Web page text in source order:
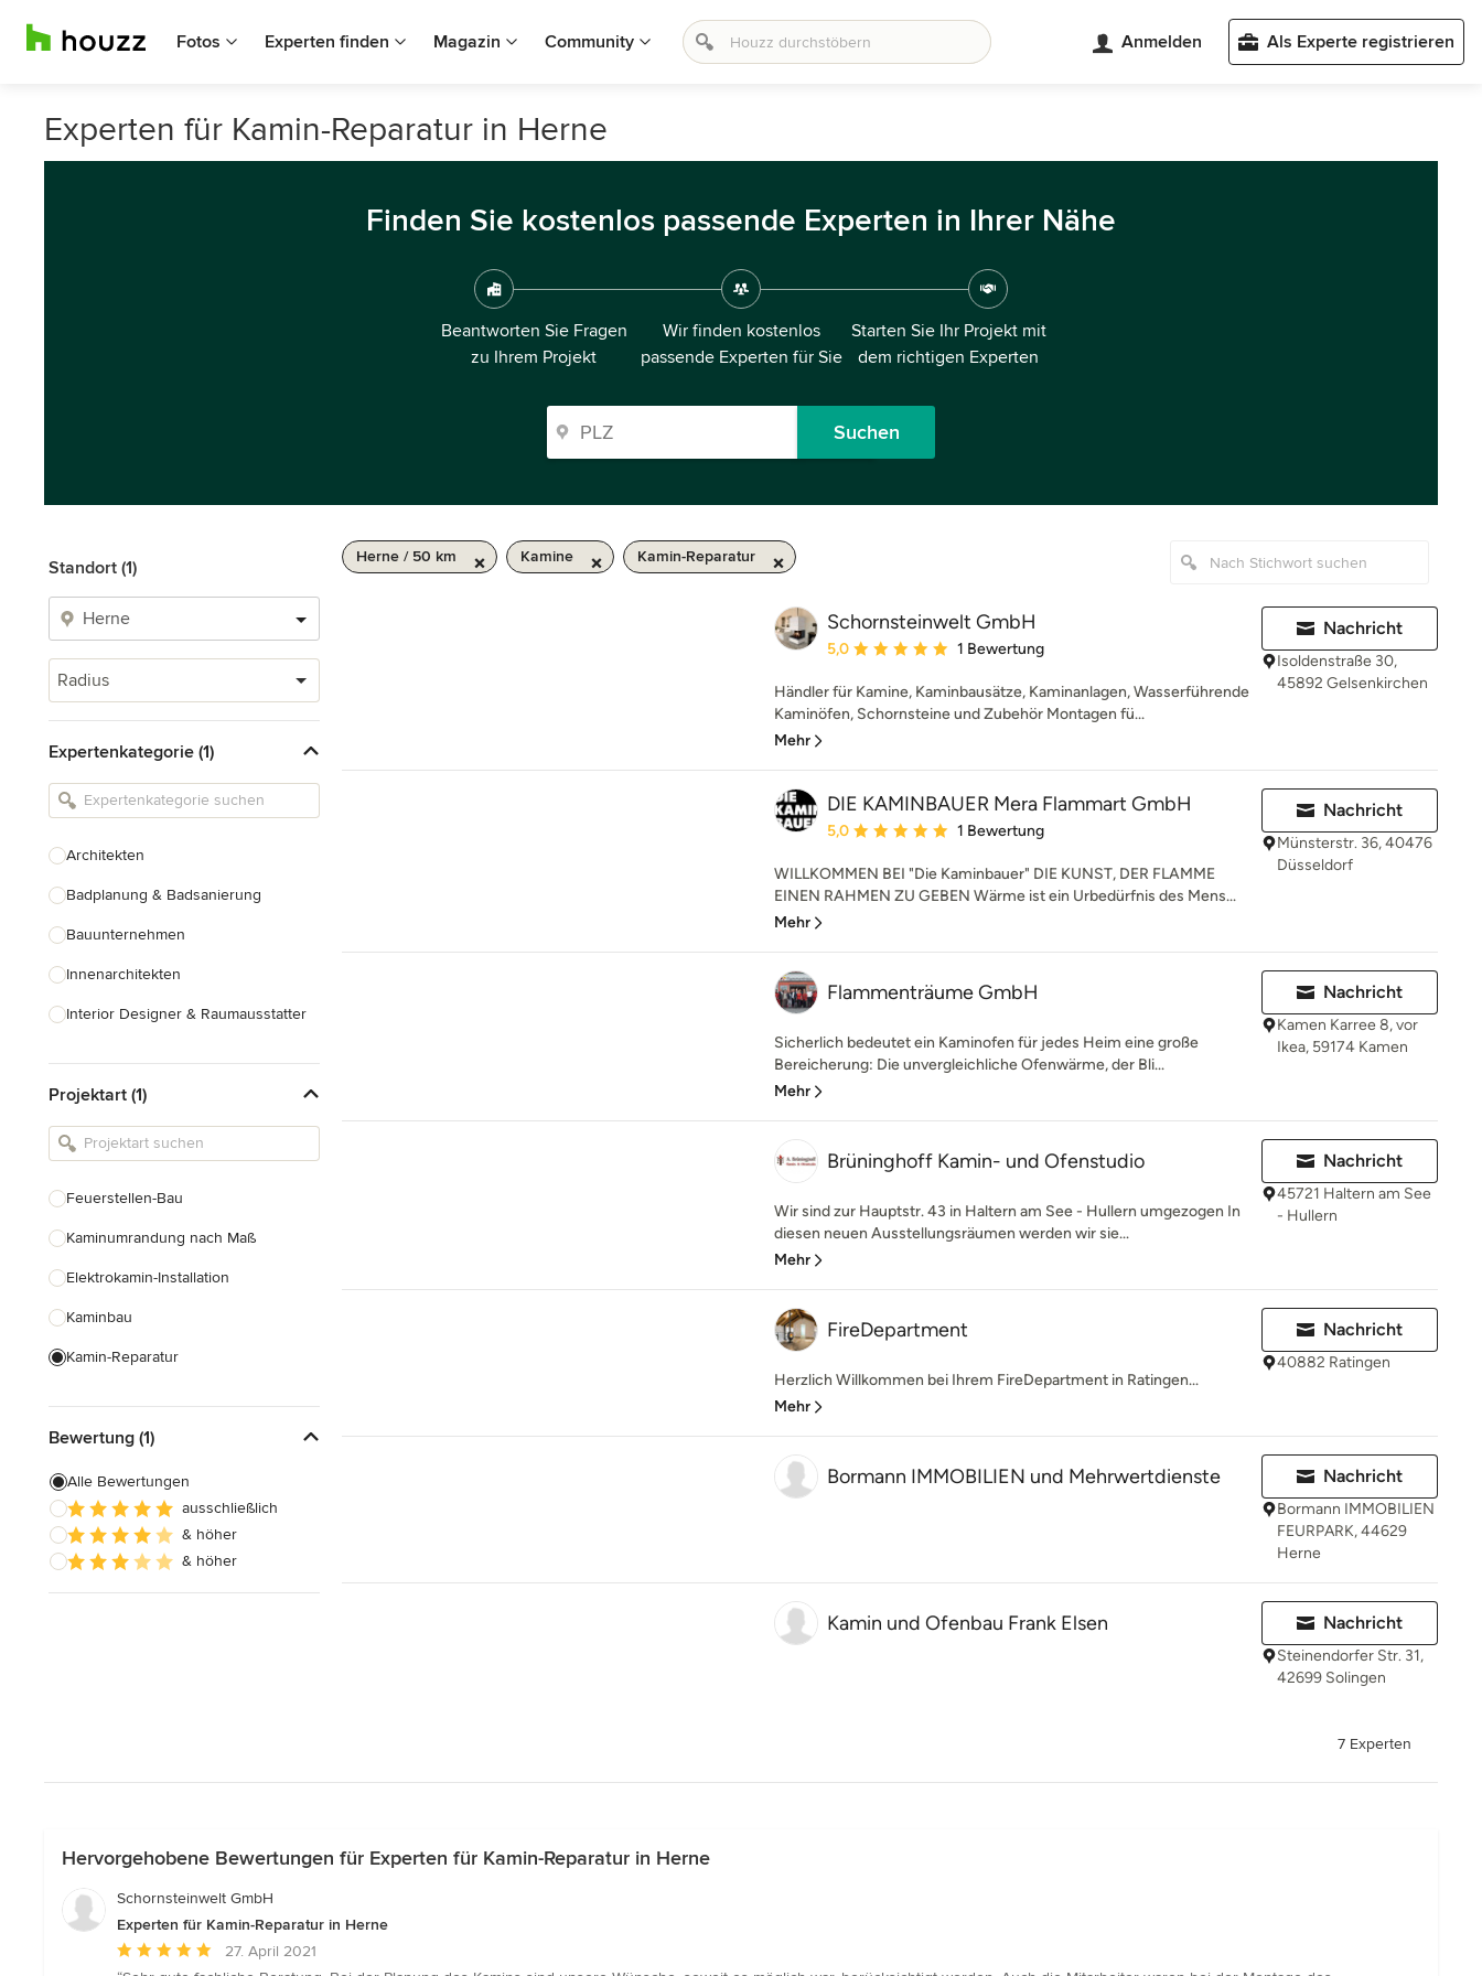
Fotos Experten finden Magazin Community Anmelden Als Experte registrieren
Experten für Kamin-Reparatur in Herne
Finden Sie kostenlos passende Experten in Ihrer Nähe
Beantworten Sie Fragen
zu Ihrem Projekt
Wir finden kostenlos
passende Experten für Sie
Starten Sie Ihr Projekt mit
dem richtigen Experten
Suchen
Standort (1)
Radius
Expertenkategorie (1)
Architekten
Badplanung & Badsanierung
Bauunternehmen
Innenarchitekten
Interior Designer & Raumausstatter
Landschaftsarchitekten
Armaturen & Sanitärbedarf
Projektart (1)
Feuerstellen-Bau
Kaminumrandung nach Maß
Elektrokamin-Installation
Kaminbau
Kamin-Reparatur
Gartenkamin-Bau
Schornsteinbau
Alle anzeigen
Bewertung (1)
Alle Bewertungen
ausschließlich
& höher
& höher
Herne / 50 km Kamine Kamin-Reparatur
Schornsteinwelt GmbH
Durchschnittliche Bewertung: 5 von 5 Sternen
5,0 1 Bewertung
Händler für Kamine, Kaminbausätze, Kaminanlagen, Wasserführende
Kaminöfen, Schornsteine und Zubehör Montagen fü...
Mehr
Nachricht
Isoldenstraße 30,
45892 Gelsenkirchen
DIE KAMINBAUER Mera Flammart GmbH
Durchschnittliche Bewertung: 5 von 5 Sternen
5,0 1 Bewertung
WILLKOMMEN BEI "Die Kaminbauer" DIE KUNST, DER FLAMME
EINEN RAHMEN ZU GEBEN Wärme ist ein Urbedürfnis des Mens...
Mehr
Nachricht
Münsterstr. 36, 40476
Düsseldorf
Flammenträume GmbH
Sicherlich bedeutet ein Kaminofen für jedes Heim eine große
Bereicherung: Die unvergleichliche Ofenwärme, der Bli...
Mehr
Nachricht
Kamen Karree 8, vor
Ikea, 59174 Kamen
Brüninghoff Kamin- und Ofenstudio
Wir sind zur Hauptstr. 43 in Haltern am See - Hullern umgezogen In
diesen neuen Ausstellungsräumen werden wir sie...
Mehr
Nachricht
45721 Haltern am See
- Hullern
FireDepartment
Herzlich Willkommen bei Ihrem FireDepartment in Ratingen...
Mehr
Nachricht
40882 Ratingen
Bormann IMMOBILIEN und Mehrwertdienste Nachricht
Bormann IMMOBILIEN
FEURPARK, 44629
Herne
Kamin und Ofenbau Frank Elsen Nachricht
Steinendorfer Str. 31,
42699 Solingen
7 Experten
Hervorgehobene Bewertungen für Experten für Kamin-Reparatur in Herne
Schornsteinwelt GmbH
Experten für Kamin-Reparatur in Herne
Durchschnittliche
Bewertung:
27. April 2021